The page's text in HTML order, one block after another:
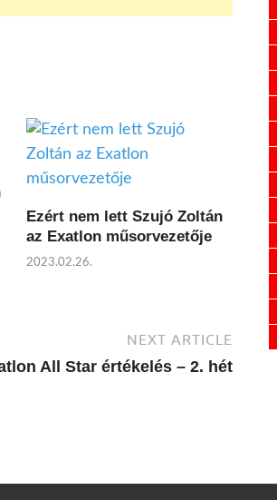
Ezért nem lett Szujó Zoltán
az Exatlon műsorvezetője
2023.02.26.
NEXT ARTICLE
All Star értékelés – 2. hét